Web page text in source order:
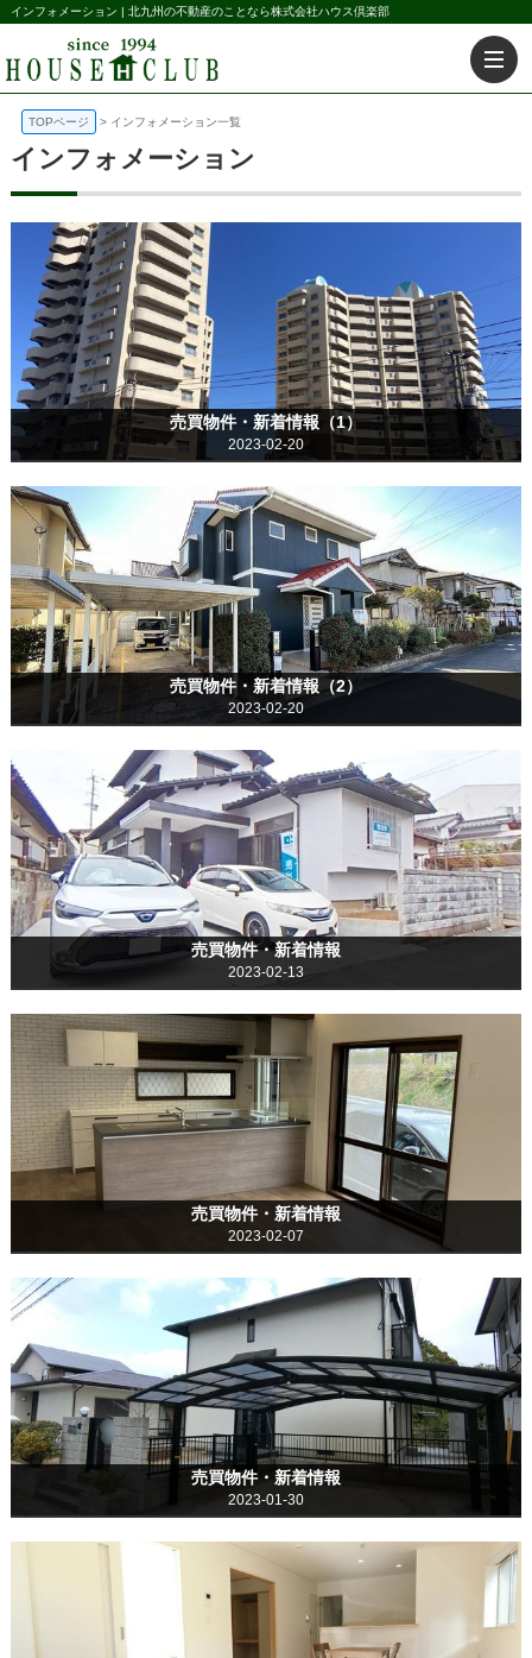
インフォメーション | 北九州の不動産のことなら株式会社ハウス倶楽部
TOPページ インフォメーション一覧
インフォメーション
売買物件・新着情報（1）
2023-02-20
売買物件・新着情報（2）
2023-02-20
売買物件・新着情報
2023-02-13
売買物件・新着情報
2023-02-07
売買物件・新着情報
2023-01-30